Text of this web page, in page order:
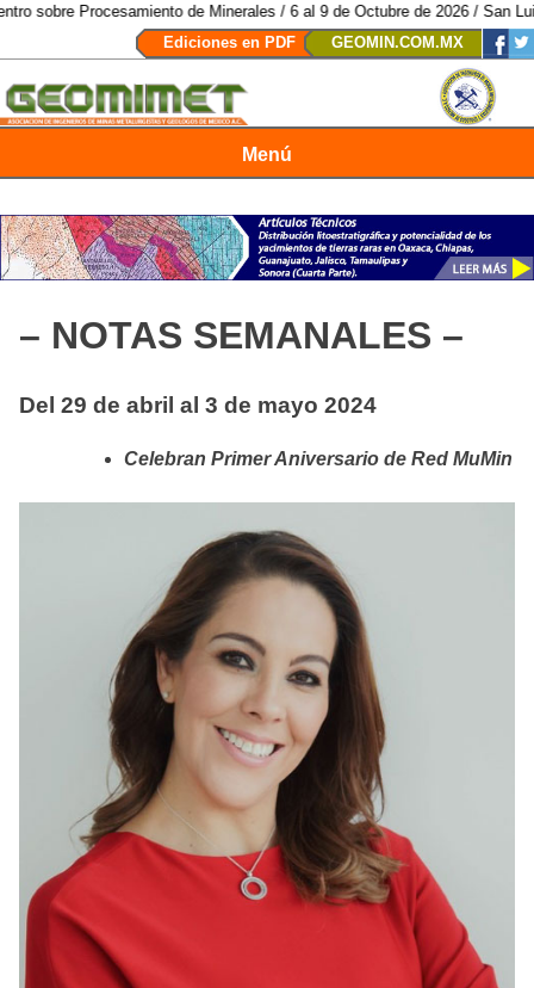
de Minerales / 6 al 9 de Octubre de 2026 / San Luis Potosí, SLP
Ediciones en PDF
GEOMIN.COM.MX
Menú
– NOTAS SEMANALES –
Del 29 de abril al 3 de mayo 2024
Celebran Primer Aniversario de Red MuMin